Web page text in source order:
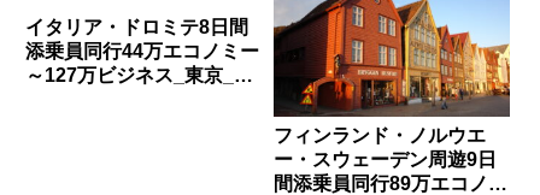
イタリア・ドロミテ8日間
添乗員同行44万エコノミー
～127万ビジネス_東京_阪
フィンランド・ノルウエ
ー・スウェーデン周遊9日
間添乗員同行89万エコノミ